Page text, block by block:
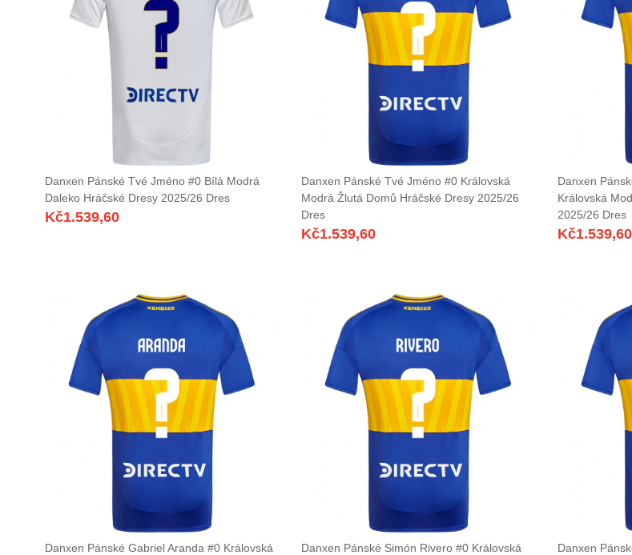
Danxen Pánské Tvé Jméno #0 Bílá Modrá
Daleko Hráčské Dresy 2025/26 Dres
Kč1.539,60
Danxen Pánské Tvé Jméno #0 Královská
Modrá Žlutá Domů Hráčské Dresy 2025/26
Dres
Kč1.539,60
Danxen
Královská
2025/26 Dres
Kč1.539,60
Danxen Pánské Gabriel Aranda #0 Královská
Danxen Pánské Simón Rivero #0 Královská
Danxen